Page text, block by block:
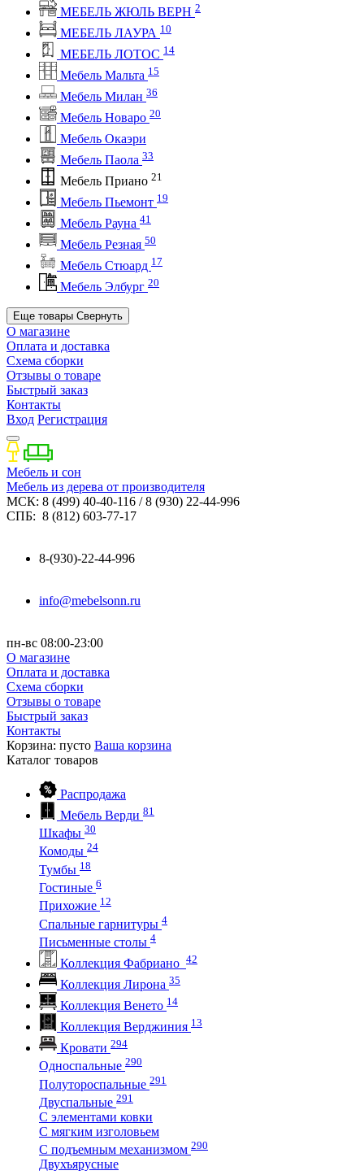
МЕБЕЛЬ ЖЮЛЬ ВЕРН 2
МЕБЕЛЬ ЛАУРА 10
МЕБЕЛЬ ЛОТОС 14
Мебель Мальта 15
Мебель Милан 36
Мебель Новаро 20
Мебель Окаэри
Мебель Паола 33
Мебель Приано 21
Мебель Пьемонт 19
Мебель Рауна 41
Мебель Резная 50
Мебель Стюард 17
Мебель Элбург 20
Еще товары Свернуть
О магазине
Оплата и доставка
Схема сборки
Отзывы о товаре
Быстрый заказ
Контакты
Вход Регистрация
Мебель и сон
Мебель из дерева от производителя
МСК: 8 (499) 40-40-116 / 8 (930) 22-44-996
СПБ: 8 (812) 603-77-17
8-(930)-22-44-996
info@mebelsonn.ru
пн-вс 08:00-23:00
О магазине
Оплата и доставка
Схема сборки
Отзывы о товаре
Быстрый заказ
Контакты
Корзина: пусто Ваша корзина
Каталог товаров
Распродажа
Мебель Верди 81
Шкафы 30
Комоды 24
Тумбы 18
Гостиные 6
Прихожие 12
Спальные гарнитуры 4
Письменные столы 4
Коллекция Фабриано 42
Коллекция Лирона 35
Коллекция Венето 14
Коллекция Верджиния 13
Кровати 294
Односпальные 290
Полутороспальные 291
Двуспальные 291
С элементами ковки
С мягким изголовьем
С подъемным механизмом 290
Двухъярусные